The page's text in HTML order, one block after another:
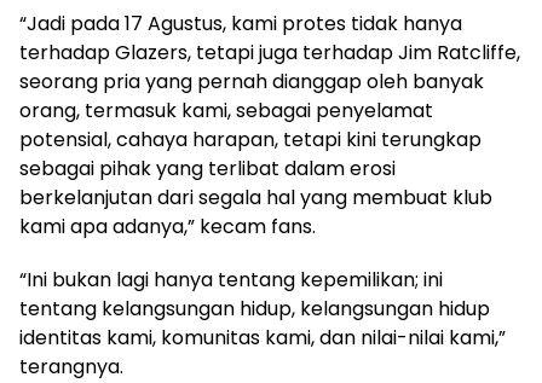
“Jadi pada 17 Agustus, kami protes tidak hanya
terhadap Glazers, tetapi juga terhadap Jim Ratcliffe,
seorang pria yang pernah dianggap oleh banyak
orang, termasuk kami, sebagai penyelamat
potensial, cahaya harapan, tetapi kini terungkap
sebagai pihak yang terlibat dalam erosi
berkelanjutan dari segala hal yang membuat klub
kami apa adanya,” kecam fans.
“Ini bukan lagi hanya tentang kepemilikan; ini
tentang kelangsungan hidup, kelangsungan hidup
identitas kami, komunitas kami, dan nilai-nilai kami,”
terangnya.